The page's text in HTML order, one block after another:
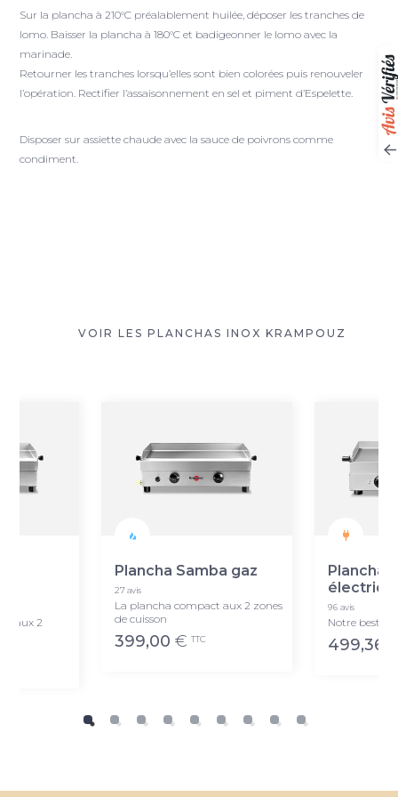
Sur la plancha à 210°C préalablement huilée, déposer les tranches de
lomo. Baisser la plancha à 180°C et badigeonner le lomo avec la
marinade.
Retourner les tranches lorsqu’elles sont bien colorées puis renouveler
l’opération. Rectifier l’assaisonnement en sel et piment d’Espelette.
Disposer sur assiette chaude avec la sauce de poivrons comme
condiment.
VOIR LES PLANCHAS INOX KRAMPOUZ
aux 2
Plancha Samba gaz
27 avis
La plancha compact aux 2 zones
de cuisson
399,00 € TTC
Plancha
96 avis
Notre best-
499,36